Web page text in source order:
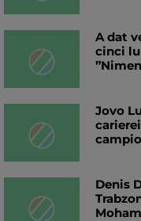
A dat
cinci
Jovo
Denis